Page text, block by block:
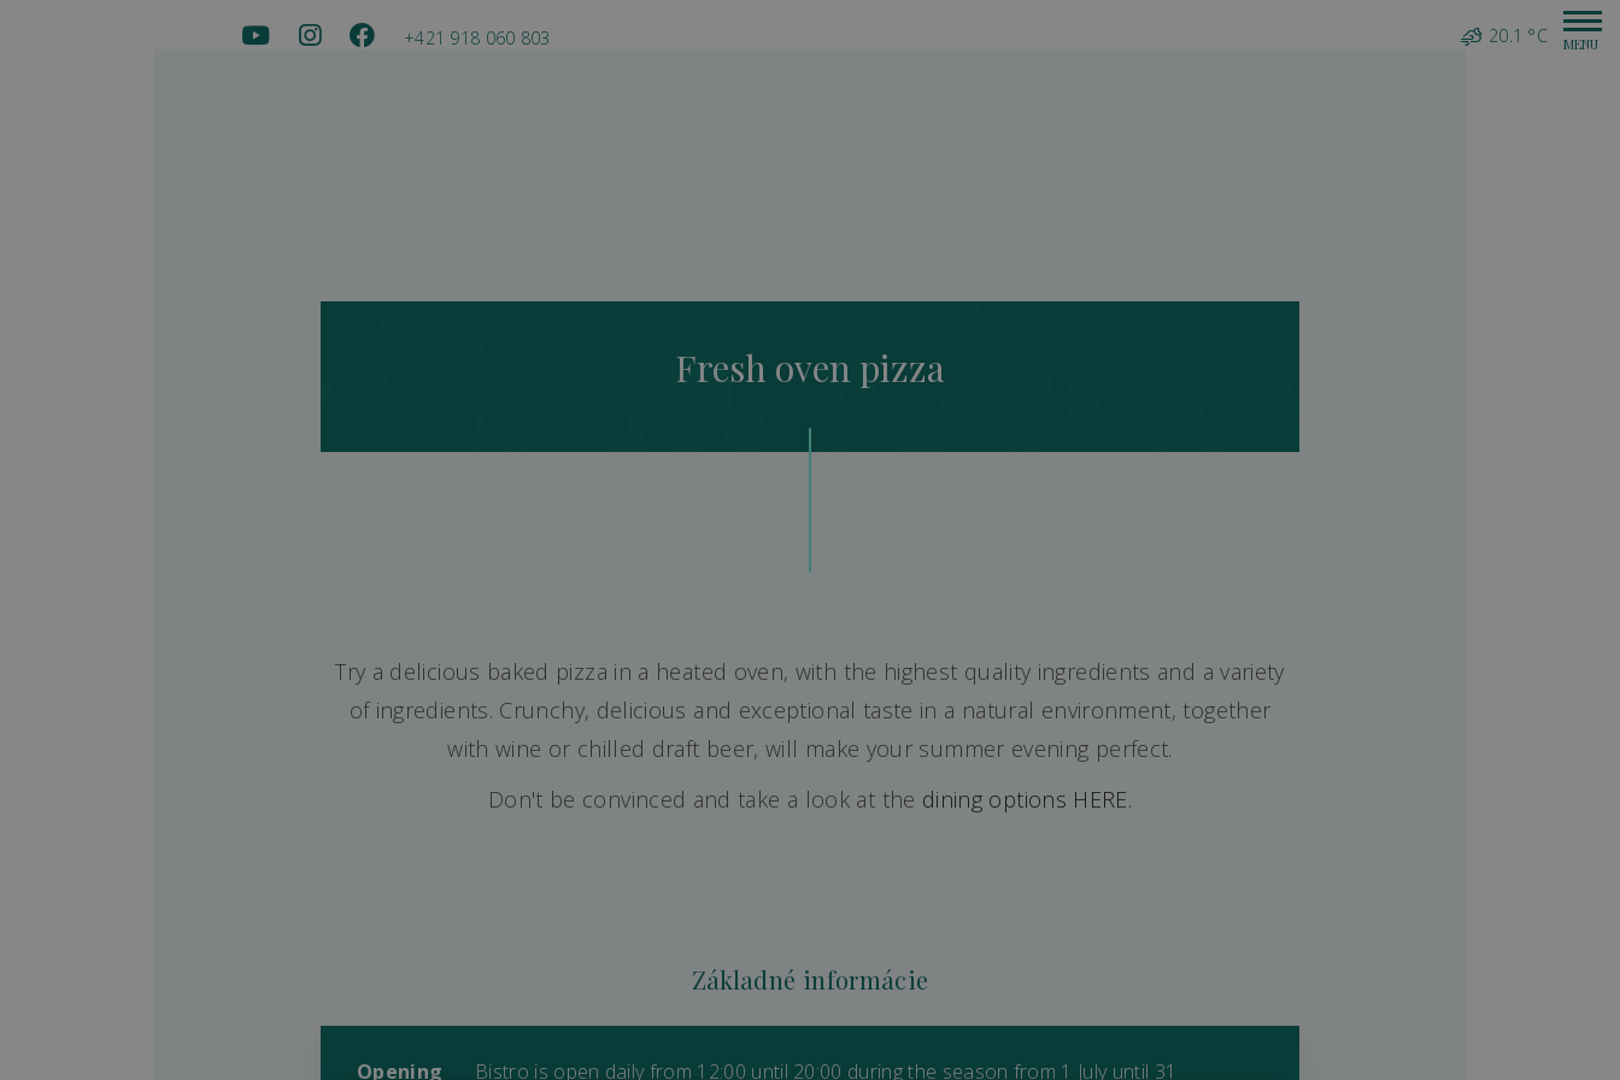
+421 918 060 803 20.1 °C
Fresh oven pizza
Fresh oven pizza
Try a delicious baked pizza in a heated oven, with the highest quality ingredients and a variety
of ingredients. Crunchy, delicious and exceptional taste in a natural environment, together
with wine or chilled draft beer, will make your summer evening perfect.
Don't be convinced and take a look at the dining options HERE.
Základné informácie
Opening
Bistro is open daily from 12:00 until 20:00 during the season from 1 July until 31